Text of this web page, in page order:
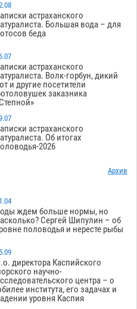
астраханского
Большая вода – для
беда
астраханского
Волк-горбун, дикий
и другие посетители
заказника
астраханского
Об итогах
2026
Архив
ждем больше нормы, но
Сергей Шипулин – об
половодья и нересте рыбы
директора Каспийского
научно-
центра – о
института, его задачах и
уровня Каспия